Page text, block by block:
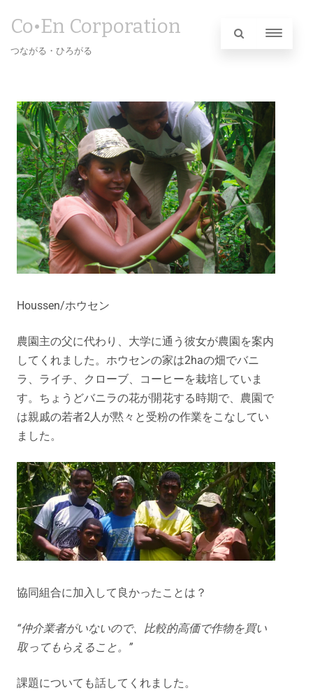
Co•En Corporation
つながる・ひろがる
Houssen/ホウセン
農園主の父に代わり、大学に通う彼女が農園を案内
してくれました。ホウセンの家は2haの畑でバニ
ラ、ライチ、クローブ、コーヒーを栽培していま
す。ちょうどバニラの花が開花する時期で、農園で
は親戚の若者2人が黙々と受粉の作業をこなしてい
ました。
協同組合に加入して良かったことは？
“仲介業者がいないので、比較的高価で作物を買い
取ってもらえること。”
課題についても話してくれました。